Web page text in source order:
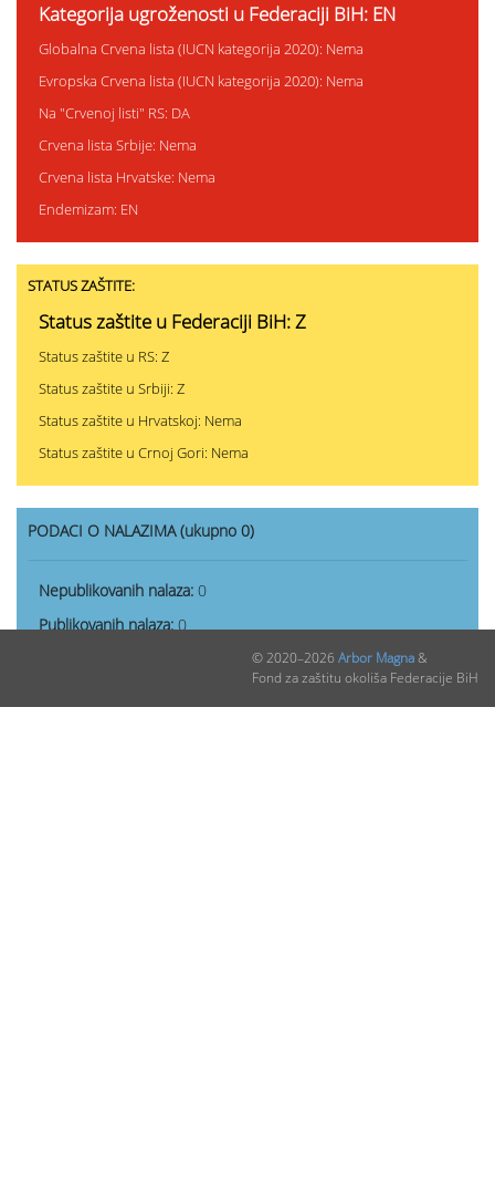
Kategorija ugroženosti u Federaciji BiH: EN
Globalna Crvena lista (IUCN kategorija 2020): Nema
Evropska Crvena lista (IUCN kategorija 2020): Nema
Na "Crvenoj listi" RS: DA
Crvena lista Srbije: Nema
Crvena lista Hrvatske: Nema
Endemizam: EN
STATUS ZAŠTITE:
Status zaštite u Federaciji BiH: Z
Status zaštite u RS: Z
Status zaštite u Srbiji: Z
Status zaštite u Hrvatskoj: Nema
Status zaštite u Crnoj Gori: Nema
PODACI O NALAZIMA (ukupno 0)
Nepublikovanih nalaza: 0
Publikovanih nalaza:0
© 2020–2026 Arbor Magna&
Fond za zaštitu okoliša Federacije BiH